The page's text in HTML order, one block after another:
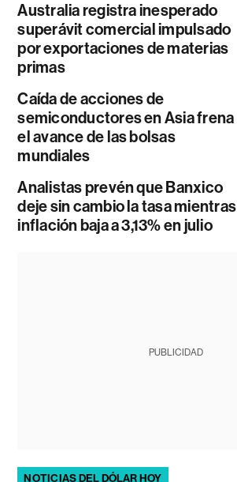
Australia registra inesperado
superávit comercial impulsado
por exportaciones de materias
primas
Caída de acciones de
semiconductores en Asia frena
el avance de las bolsas
mundiales
Analistas prevén que Banxico
deje sin cambio la tasa mientras
inflación baja a 3,13% en julio
PUBLICIDAD
NOTICIAS DEL DÓLAR HOY